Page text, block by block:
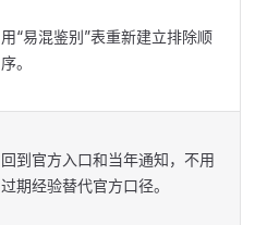
用“易混鉴别”表重新建立排除顺
序。
回到官方入口和当年通知，不用
过期经验替代官方口径。